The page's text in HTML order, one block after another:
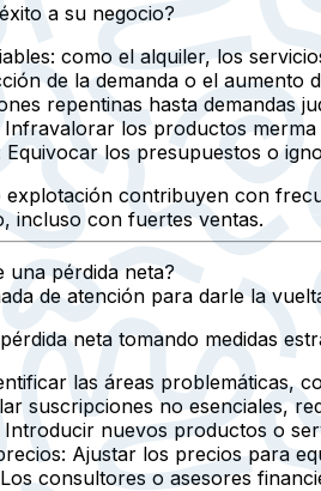
a su negocio?
como el alquiler, los
de la demanda o el aumento
repentinas hasta demandas
Infravalorar los productos merma
Equivocar los presupuestos o
explotación contribuyen con
incluso con fuertes ventas.
una pérdida neta?
de atención para darle la
neta tomando medidas
las áreas problemáticas,
suscripciones no esenciales,
Introducir nuevos productos o
Ajustar los precios para
Los consultores o asesores